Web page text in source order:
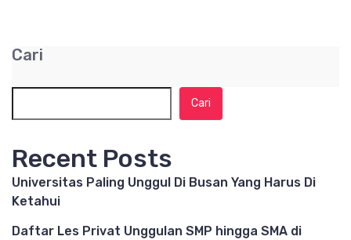
Cari
Cari
Recent Posts
Universitas Paling Unggul Di Busan Yang Harus Di
Ketahui
Daftar Les Privat Unggulan SMP hingga SMA di